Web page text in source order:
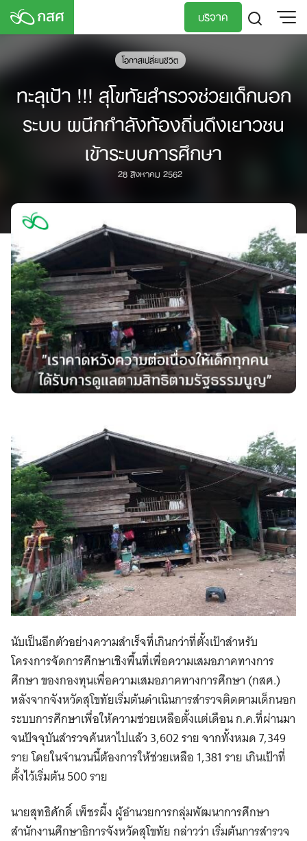
Skip
content
บริจาค
โอกาสเปลี่ยนชีวิต
ทะลุเป้า !!! สุโขทัยสำรวจช่วยเด็กนอก
ระบบ ผนึกกำลังท้องถิ่นดึงเยาวชน
เข้าระบบการศึกษา
28 สิงหาคม 2562
นับเป็นอีกตัวอย่างความสำเร็จที่เกินกว่าที่ตั้งเป้าสำหรับ
โครงการจัดการศึกษาเชิงพื้นที่เพื่อความเสมอภาคทางการ
ศึกษา ของกองทุนเพื่อความเสมอภาคทางการศึกษา (กสศ.)
หลังจากจังหวัดสุโขทัยเริ่มต้นดำเนินการสำรวจติดตามเด็กนอก
ระบบการศึกษาเพื่อให้ความช่วยเหลือตั้งแต่เดือน ก.ค.ที่ผ่านมา
จนปัจจุบันสำรวจค้นหาไปแล้ว 3,602 ราย จากทั้งหมด 7,349
ราย โดยในจำนวนนี้ต้องการให้ช่วยเหลือ 1,381 ราย เกินเป้าที่
ตั้งไว้เริ่มต้น 500 ราย
นายสุทธิศักดิ์ เพ็ชรผึ้ง ผู้อำนวยการกลุ่มพัฒนาการศึกษา
สำนักงานศึกษาธิการจังหวัดสุโขทัย กล่าวว่า เริ่มต้นการสำรวจ